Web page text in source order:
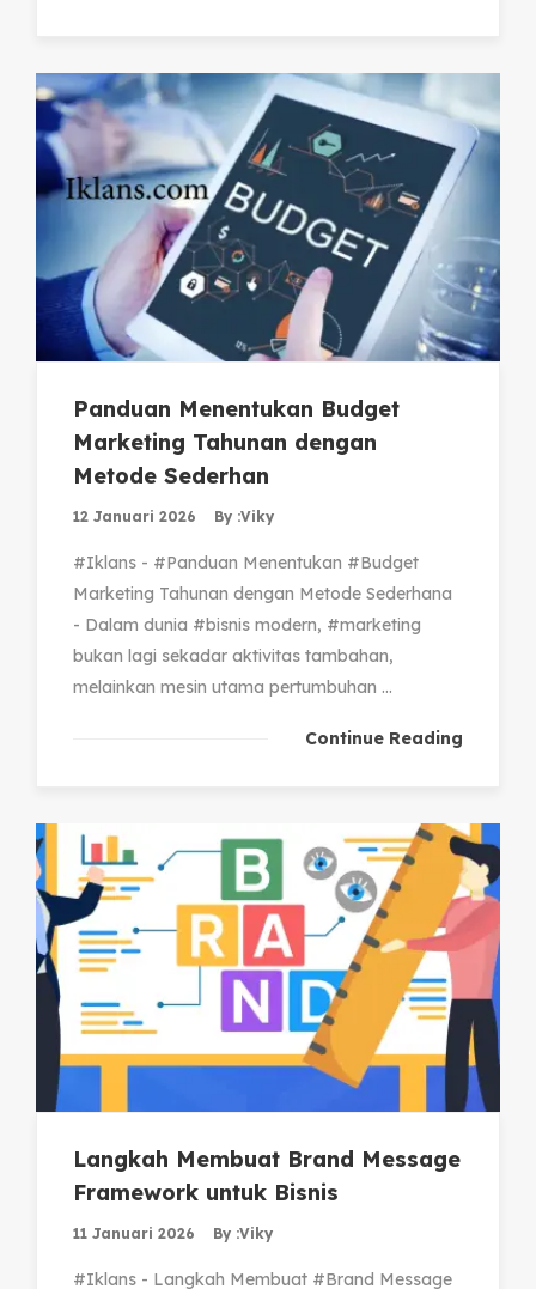
Panduan Menentukan Budget
Marketing Tahunan dengan
Metode Sederhan
12 Januari 2026 By :Viky
#Iklans - #Panduan Menentukan #Budget
Marketing Tahunan dengan Metode Sederhana
- Dalam dunia #bisnis modern, #marketing
bukan lagi sekadar aktivitas tambahan,
melainkan mesin utama pertumbuhan ...
Continue Reading
Langkah Membuat Brand Message
Framework untuk Bisnis
11 Januari 2026 By :Viky
#Iklans - Langkah Membuat #Brand Message